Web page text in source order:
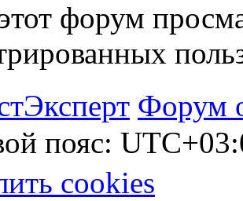
форум
Форум
пояс:
cookies